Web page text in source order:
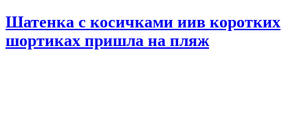
Шатенка с косичками иив коротких
шортиках пришла на пляж